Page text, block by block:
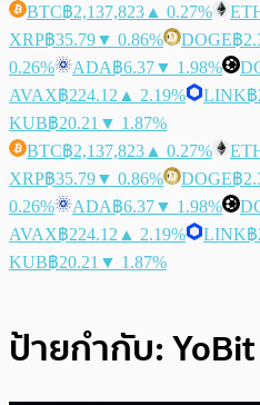
BTC฿2,137,823 ▲ 0.27%
XRP฿35.79▼ 0.86% DOGE฿
0.26%
ADA฿6.37▼ 1.98%
AVAX฿224.12 ▲ 2.19% LINK฿
KUB฿20.21 ▼ 1.87%
BTC฿2,137,823 ▲ 0.27%
XRP฿35.79▼ 0.86% DOGE฿
0.26%
ADA฿6.37▼ 1.98%
AVAX฿224.12 ▲ 2.19% LINK฿
KUB฿20.21 ▼ 1.87%
ป้ายกำกับ:YoBit